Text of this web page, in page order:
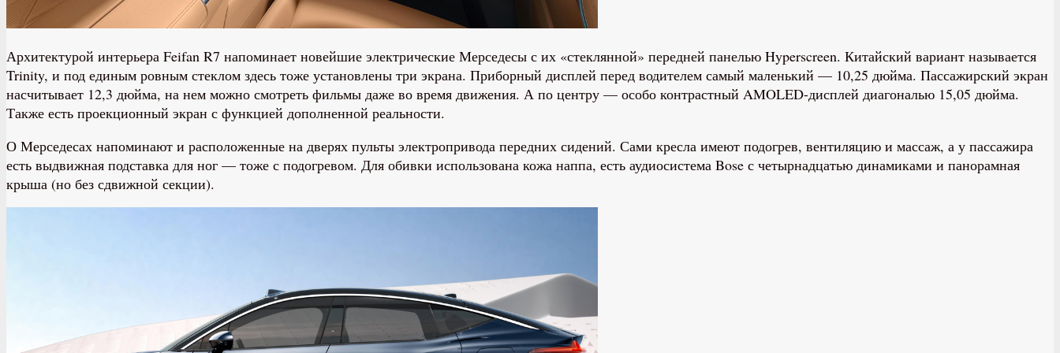
Архитектурой интерьера Feifan R7 напоминает новейшие электрические Мерседесы с их «стеклянной» передней панелью Hyperscreen. Китайский вариант называется
Trinity, и под единым ровным стеклом здесь тоже установлены три экрана. Приборный дисплей перед водителем самый маленький — 10,25 дюйма. Пассажирский экран
насчитывает 12,3 дюйма, на нем можно смотреть фильмы даже во время движения. А по центру — особо контрастный AMOLED-дисплей диагональю 15,05 дюйма.
Также есть проекционный экран с функцией дополненной реальности.
О Мерседесах напоминают и расположенные на дверях пульты электропривода передних сидений. Сами кресла имеют подогрев, вентиляцию и массаж, а у пассажира
есть выдвижная подставка для ног — тоже с подогревом. Для обивки использована кожа наппа, есть аудиосистема Bose с четырнадцатью динамиками и панорамная
крыша (но без сдвижной секции).